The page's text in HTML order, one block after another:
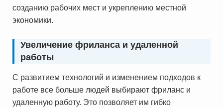
созданию рабочих мест и укреплению местной
экономики.
Увеличение фриланса и удаленной
работы
С развитием технологий и изменением подходов к
работе все больше людей выбирают фриланс и
удаленную работу. Это позволяет им гибко